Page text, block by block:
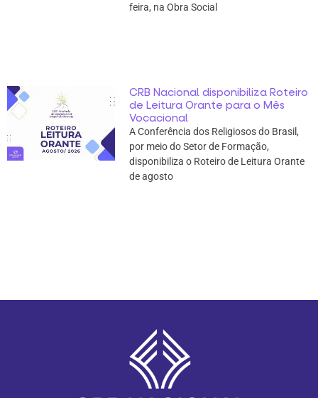
feira, na Obra Social
CRB Nacional disponibiliza Roteiro
de Leitura Orante para o Mês
Vocacional
A Conferência dos Religiosos do Brasil,
por meio do Setor de Formação,
disponibiliza o Roteiro de Leitura Orante
de agosto